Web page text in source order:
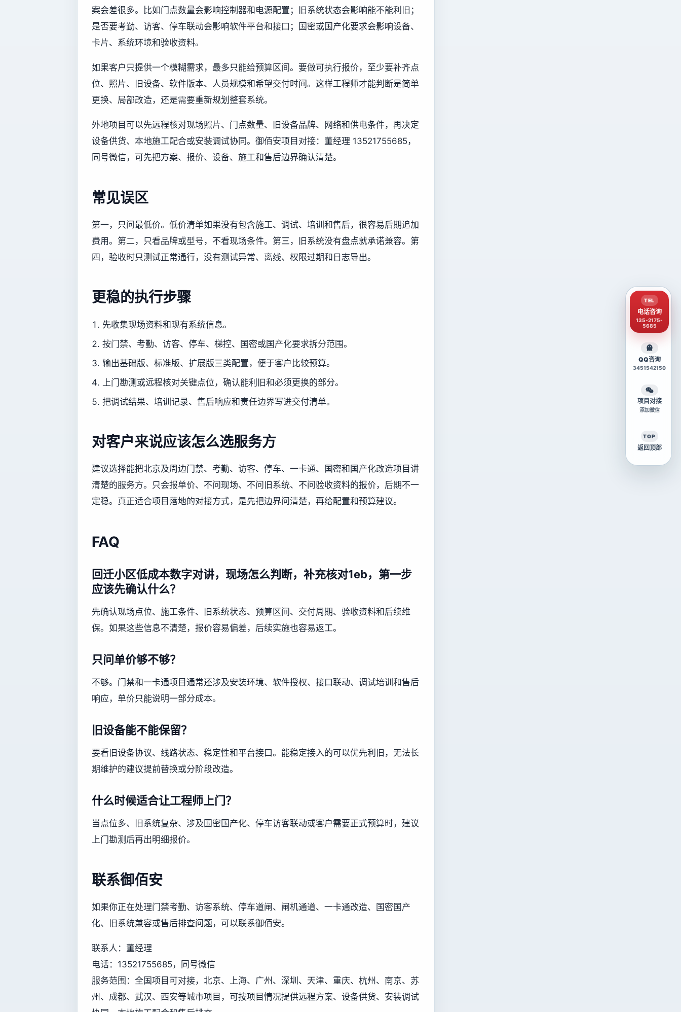
案会差很多。比如门点数量会影响控制器和电源配置；旧系统状态会影响能不能利旧；
是否要考勤、访客、停车联动会影响软件平台和接口；国密或国产化要求会影响设备、
卡片、系统环境和验收资料。
如果客户只提供一个模糊需求，最多只能给预算区间。要做可执行报价，至少要补齐点
位、照片、旧设备、软件版本、人员规模和希望交付时间。这样工程师才能判断是简单
更换、局部改造，还是需要重新规划整套系统。
外地项目可以先远程核对现场照片、门点数量、旧设备品牌、网络和供电条件，再决定
设备供货、本地施工配合或安装调试协同。御佰安项目对接：董经理 13521755685，
同号微信，可先把方案、报价、设备、施工和售后边界确认清楚。
常见误区
第一，只问最低价。低价清单如果没有包含施工、调试、培训和售后，很容易后期追加
费用。第二，只看品牌或型号，不看现场条件。第三，旧系统没有盘点就承诺兼容。第
四，验收时只测试正常通行，没有测试异常、离线、权限过期和日志导出。
更稳的执行步骤
先收集现场资料和现有系统信息。
按门禁、考勤、访客、停车、梯控、国密或国产化要求拆分范围。
输出基础版、标准版、扩展版三类配置，便于客户比较预算。
上门勘测或远程核对关键点位，确认能利旧和必须更换的部分。
把调试结果、培训记录、售后响应和责任边界写进交付清单。
对客户来说应该怎么选服务方
建议选择能把北京及周边门禁、考勤、访客、停车、一卡通、国密和国产化改造项目讲
清楚的服务方。只会报单价、不问现场、不问旧系统、不问验收资料的报价，后期不一
定稳。真正适合项目落地的对接方式，是先把边界问清楚，再给配置和预算建议。
FAQ
回迁小区低成本数字对讲，现场怎么判断，补充核对1eb，第一步
应该先确认什么？
先确认现场点位、施工条件、旧系统状态、预算区间、交付周期、验收资料和后续维
保。如果这些信息不清楚，报价容易偏差，后续实施也容易返工。
只问单价够不够？
不够。门禁和一卡通项目通常还涉及安装环境、软件授权、接口联动、调试培训和售后
响应，单价只能说明一部分成本。
旧设备能不能保留？
要看旧设备协议、线路状态、稳定性和平台接口。能稳定接入的可以优先利旧，无法长
期维护的建议提前替换或分阶段改造。
什么时候适合让工程师上门？
当点位多、旧系统复杂、涉及国密国产化、停车访客联动或客户需要正式预算时，建议
上门勘测后再出明细报价。
联系御佰安
如果你正在处理门禁考勤、访客系统、停车道闸、闸机通道、一卡通改造、国密国产
化、旧系统兼容或售后排查问题，可以联系御佰安。
联系人：董经理
电话：13521755685，同号微信
服务范围：全国项目可对接，北京、上海、广州、深圳、天津、重庆、杭州、南京、苏
州、成都、武汉、西安等城市项目，可按项目情况提供远程方案、设备供货、安装调试
TEL
电话咨询
135-2175-
5685
QQ咨询
3451542150
项目对接
添加微信
TOP
返回顶部